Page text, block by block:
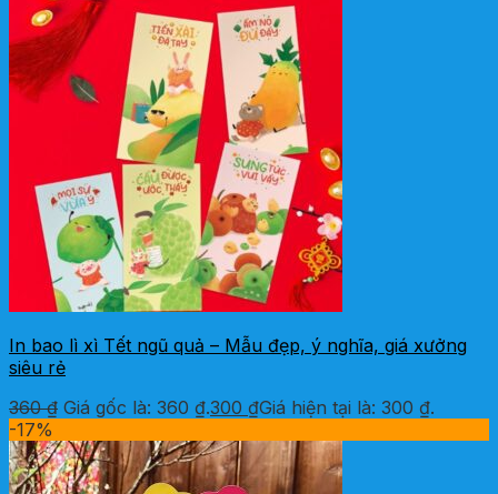
In bao lì xì Tết ngũ quả – Mẫu đẹp, ý nghĩa, giá xưởng
siêu rẻ
360₫ Giá gốc là: 360 ₫.300 ₫Giá hiện tại là: 300 ₫.
-17%